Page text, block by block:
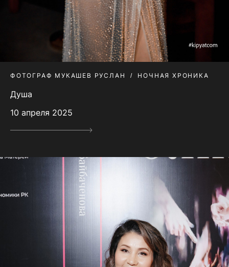
ФОТОГРАФ МУКАШЕВ РУСЛАН НОЧНАЯ ХРОНИКА
Душа
10 апреля 2025